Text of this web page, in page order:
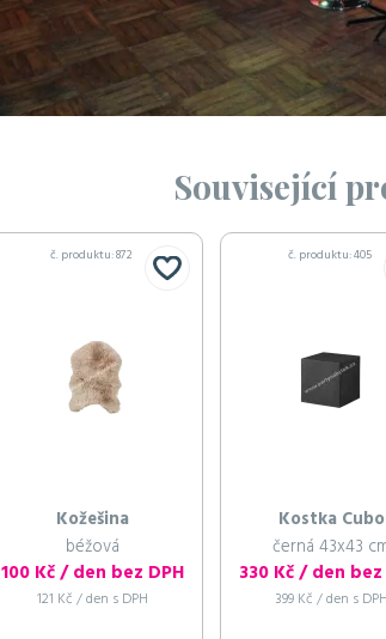
Související
č. produktu: 872
Kožešina
béžová
100 Kč / den bez DPH
121 Kč / den s DPH
č. produktu: 405
Kostka Cubo
černá 43x43
330 Kč / den bez
399 Kč / den s DPH